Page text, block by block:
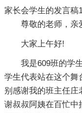
家长会学生的发言稿
尊敬的老师，亲
大家上午好!
我是609班的学
学生代表站在这个舞
别感谢我的班主任
谢叔叔阿姨在百忙中